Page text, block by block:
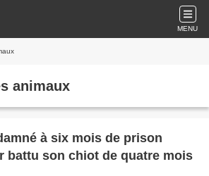
MENU
animaux
à six mois de prison
battu son chiot de quatre mois